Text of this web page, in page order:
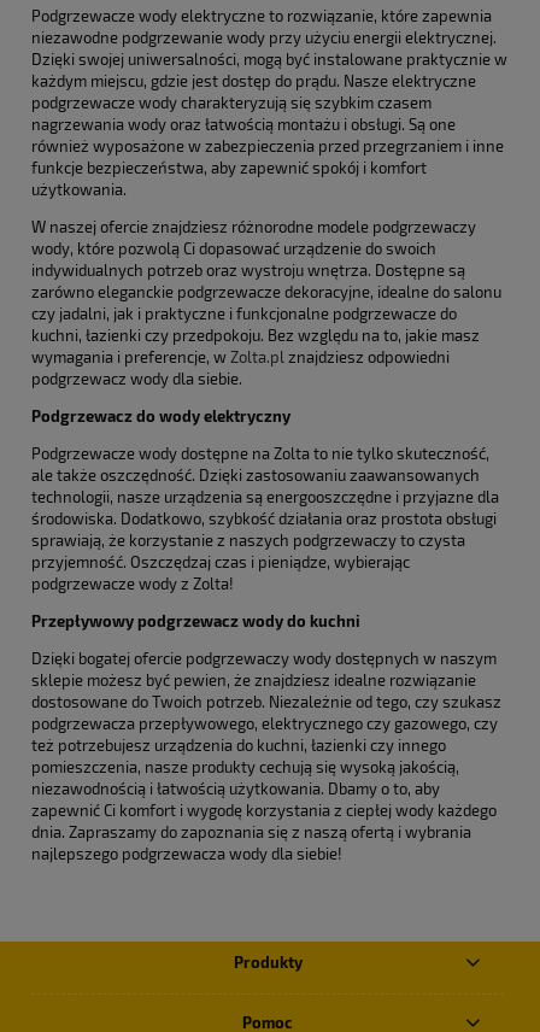
Podgrzewacze wody elektryczne to rozwiązanie, które zapewnia
niezawodne podgrzewanie wody przy użyciu energii elektrycznej.
Dzięki swojej uniwersalności, mogą być instalowane praktycznie w
każdym miejscu, gdzie jest dostęp do prądu. Nasze elektryczne
podgrzewacze wody charakteryzują się szybkim czasem
nagrzewania wody oraz łatwością montażu i obsługi. Są one
również wyposażone w zabezpieczenia przed przegrzaniem i inne
funkcje bezpieczeństwa, aby zapewnić spokój i komfort
użytkowania.
W naszej ofercie znajdziesz różnorodne modele podgrzewaczy
wody, które pozwolą Ci dopasować urządzenie do swoich
indywidualnych potrzeb oraz wystroju wnętrza. Dostępne są
zarówno eleganckie podgrzewacze dekoracyjne, idealne do salonu
czy jadalni, jak i praktyczne i funkcjonalne podgrzewacze do
kuchni, łazienki czy przedpokoju. Bez względu na to, jakie masz
wymagania i preferencje, wZolta.pl znajdziesz odpowiedni
podgrzewacz wody dla siebie.
Podgrzewacz do wody elektryczny
Podgrzewacze wody dostępne na Zolta to nie tylko skuteczność,
ale także oszczędność. Dzięki zastosowaniu zaawansowanych
technologii, nasze urządzenia są energooszczędne i przyjazne dla
środowiska. Dodatkowo, szybkość działania oraz prostota obsługi
sprawiają, że korzystanie z naszych podgrzewaczy to czysta
przyjemność. Oszczędzaj czas i pieniądze, wybierając
podgrzewacze wody z Zolta!
Przepływowy podgrzewacz wody do kuchni
Dzięki bogatej ofercie podgrzewaczy wody dostępnych w naszym
sklepie możesz być pewien, że znajdziesz idealne rozwiązanie
dostosowane do Twoich potrzeb. Niezależnie od tego, czy szukasz
podgrzewacza przepływowego, elektrycznego czy gazowego, czy
też potrzebujesz urządzenia do kuchni, łazienki czy innego
pomieszczenia, nasze produkty cechują się wysoką jakością,
niezawodnością i łatwością użytkowania. Dbamy o to, aby
zapewnić Ci komfort i wygodę korzystania z ciepłej wody każdego
dnia. Zapraszamy do zapoznania się z naszą ofertą i wybrania
najlepszego podgrzewacza wody dla siebie!
Produkty
Pomoc